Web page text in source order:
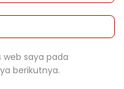
saya pada
berikutnya.